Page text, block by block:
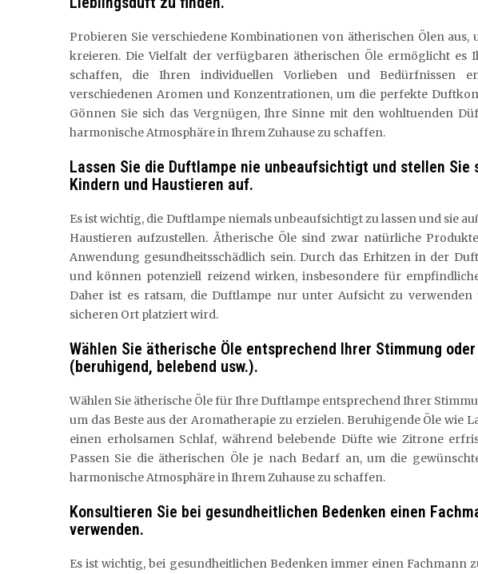
Probieren Sie verschiedene Kombinationen von ätherischen Ölen
kreieren. Die Vielfalt der verfügbaren ätherischen Öle ermöglicht es
schaffen, die Ihren individuellen Vorlieben und Bedürfnissen
verschiedenen Aromen und Konzentrationen, um die perfekte
Gönnen Sie sich das Vergnügen, Ihre Sinne mit den wohltuenden
harmonische Atmosphäre in Ihrem Zuhause zu schaffen.
Lassen Sie die Duftlampe nie unbeaufsichtigt und stellen Sie
Kindern und Haustieren auf.
Es ist wichtig, die Duftlampe niemals unbeaufsichtigt zu lassen und sie
Haustieren aufzustellen. Ätherische Öle sind zwar natürliche
Anwendung gesundheitsschädlich sein. Durch das Erhitzen in der
und können potenziell reizend wirken, insbesondere für
Daher ist es ratsam, die Duftlampe nur unter Aufsicht zu verwenden
sicheren Ort platziert wird.
Wählen Sie ätherische Öle entsprechend Ihrer Stimmung
(beruhigend, belebend usw.).
Wählen Sie ätherische Öle für Ihre Duftlampe entsprechend Ihrer
um das Beste aus der Aromatherapie zu erzielen. Beruhigende Öle wie
einen erholsamen Schlaf, während belebende Düfte wie Zitrone
Passen Sie die ätherischen Öle je nach Bedarf an, um die
harmonische Atmosphäre in Ihrem Zuhause zu schaffen.
Konsultieren Sie bei gesundheitlichen Bedenken einen
verwenden.
Es ist wichtig, bei gesundheitlichen Bedenken immer einen Fachmann